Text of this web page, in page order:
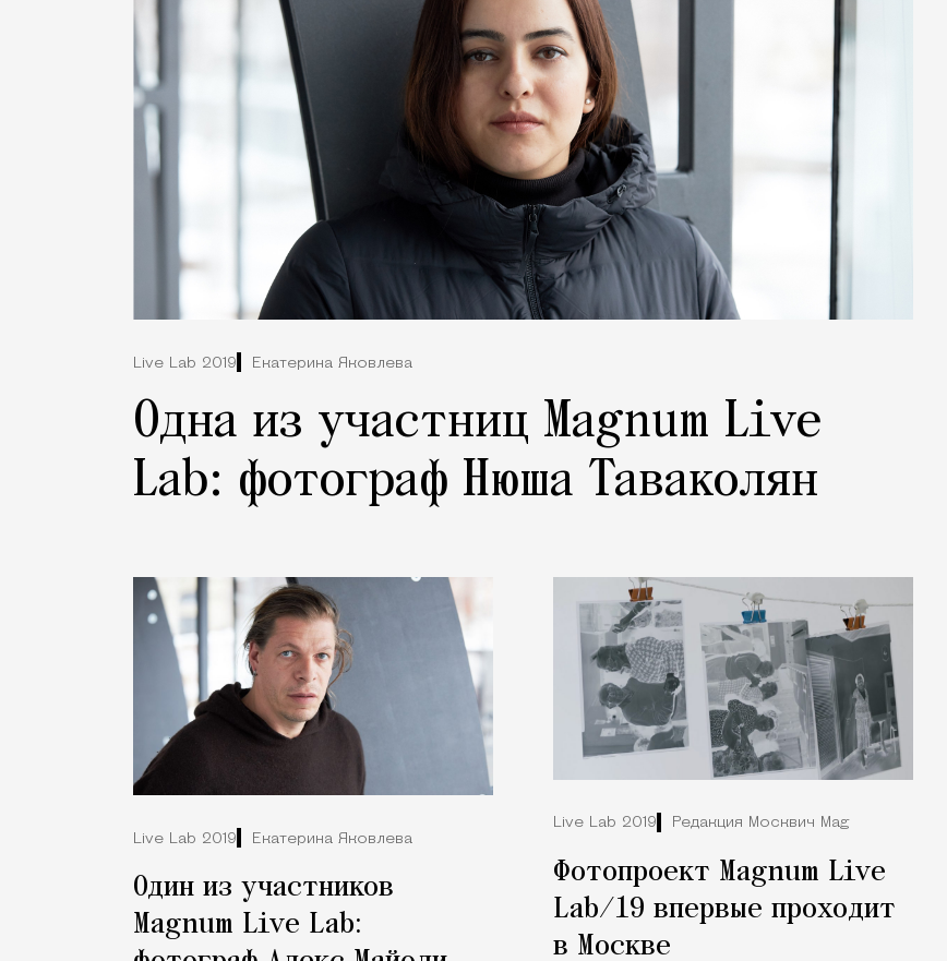
Live Lab 2019 Екатерина Яковлева
Одна из участниц Magnum Live
Lab: фотограф Нюша Таваколян
Live Lab 2019 Екатерина Яковлева
Один из участников
Magnum Live Lab:
Live Lab 2019 Редакция Москвич Mag
Фотопроект Magnum Live
Lab/19 впервые проходит
в Москве